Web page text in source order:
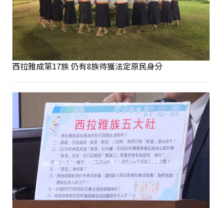
西拉雅成第17族 仍有8族待獲法定原民身分